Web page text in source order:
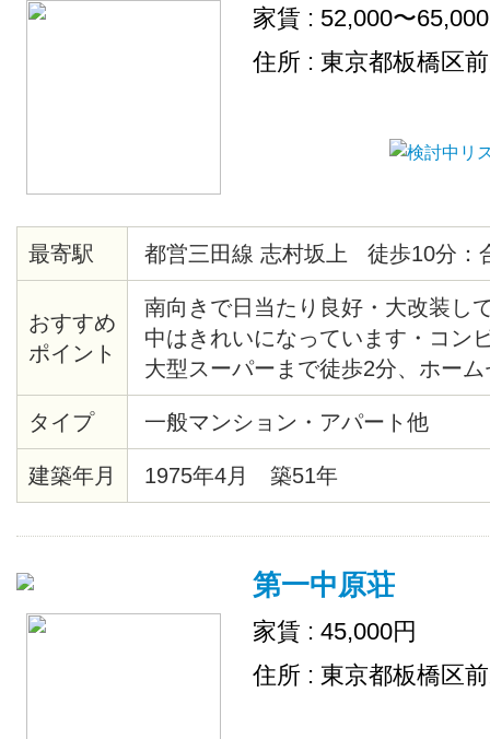
家賃 : 52,000〜
住所 : 東京都板橋区
最寄駅 都営三田線 志村坂上 徒歩10分：
おすすめ
ポイント
南向きで日当たり良好・大改装し
中はきれいになっています・コン
大型スーパーまで徒歩2分、ホー
4分・生活便利・管理人は隣に住
便利です
タイプ 一般マンション・アパート他
建築年月 1975年4月 築51年
第一中原荘
家賃 : 45,000円
住所 : 東京都板橋区